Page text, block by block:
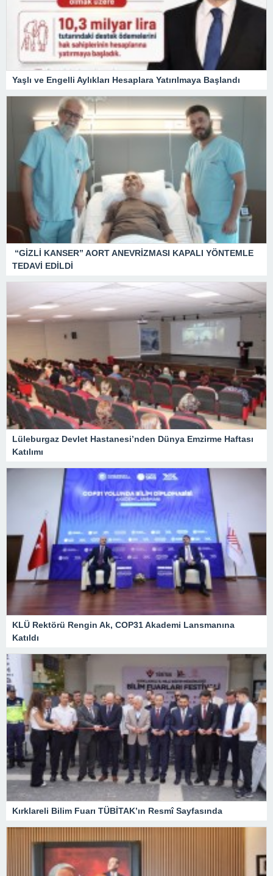
Yaşlı ve Engelli Aylıkları Hesaplara Yatırılmaya Başlandı
“GİZLİ KANSER” AORT ANEVRİZMASI KAPALI YÖNTEMLE
TEDAVİ EDİLDİ
Lüleburgaz Devlet Hastanesi’nden Dünya Emzirme Haftası
Katılımı
KLÜ Rektörü Rengin Ak, COP31 Akademi Lansmanına
Katıldı
Kırklareli Bilim Fuarı TÜBİTAK’ın Resmî Sayfasında